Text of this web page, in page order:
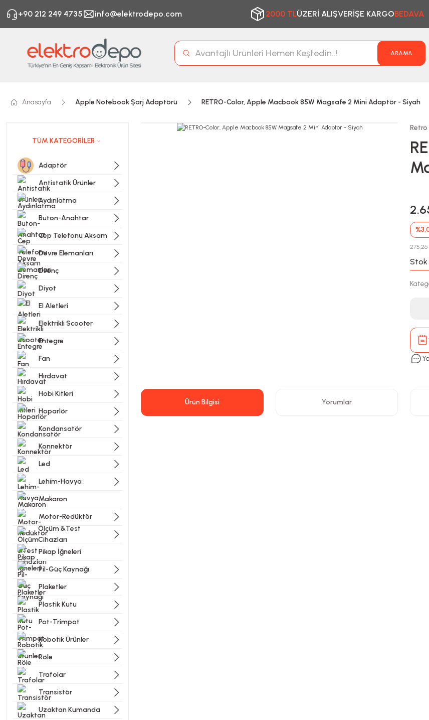
+90 212 249 4735 info@elektrodepo.com 2000 TLÜZERİ ALIŞVERİŞE KARGOBEDAVA
ARAMA
Anasayfa Apple Notebook Şarj Adaptörü RETRO-Color, Apple Macbook 85W Magsafe 2 Mini Adaptör - Siyah
TÜM KATEGORİLER
Adaptör
Antistatik Ürünler
Aydınlatma
Buton-Anahtar
Cep Telefonu Aksam
Devre Elemanları
Direnç
Diyot
El Aletleri
Elektrikli Scooter
Entegre
Fan
Hırdavat
Hobi Kitleri
Hoparlör
Kondansatör
Konnektör
Led
Lehim-Havya
Makaron
Motor-Redüktör
Ölçüm &Test
Cihazları
Pikap İğneleri
Pil-Güç Kaynağı
Plaketler
Plastik Kutu
Pot-Trimpot
Robotik Ürünler
Röle
Trafolar
Transistör
Uzaktan Kumanda
Retro
Stok
Ürün Bilgisi Yorumlar